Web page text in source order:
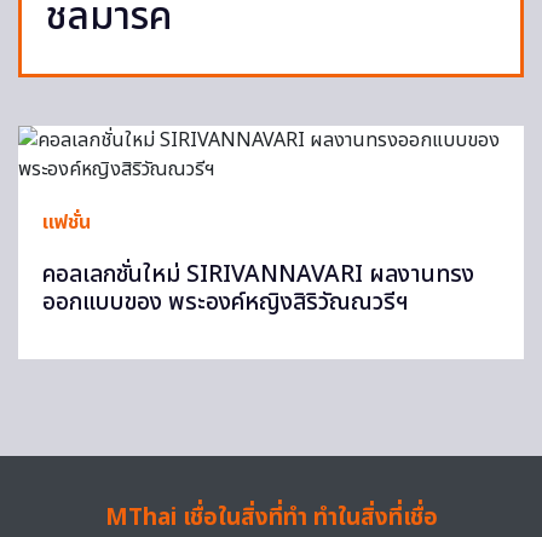
ชลมารค
แฟชั่น
คอลเลกชั่นใหม่ SIRIVANNAVARI ผลงานทรง
ออกแบบของ พระองค์หญิงสิริวัณณวรีฯ
MThai เชื่อในสิ่งที่ทำ ทำในสิ่งที่เชื่อ